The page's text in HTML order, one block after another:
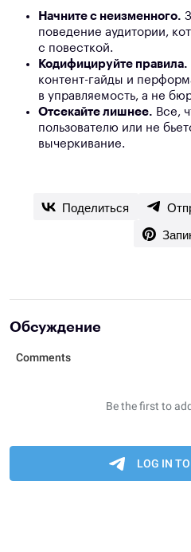
Начните с неизменного.
поведение аудитории,
с повесткой.
Кодифицируйте правила.
контент-гайды и
в управляемость, а не
Отсекайте лишнее. Все,
пользователю или не
вычеркивание.
Поделиться
Обсуждение